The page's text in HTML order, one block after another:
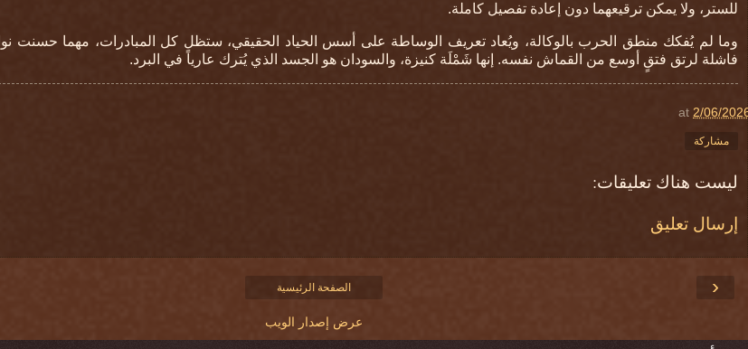
للستر، ولا يمكن ترقيعهما دون إعادة تفصيل كاملة.
وما لم يُفكك منطق الحرب بالوكالة، ويُعاد تعريف الوساطة على أسس الحياد الحقيقي، ستظل كل المبادرات، مهما حسنت
فاشلة لرتق فتقٍ أوسع من القماش نفسه. إنها شَمْلَة كنيزة، والسودان هو الجسد الذي يُترك عارياً في البرد.
at 2/06/
مشاركة
ليست هناك تعليقات:
إرسال تعليق
‹ الصفحة الرئيسية
عرض إصدار الويب